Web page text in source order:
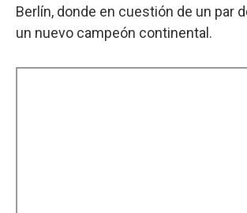
Berlín, donde en cuestión de un par
un nuevo campeón continental.